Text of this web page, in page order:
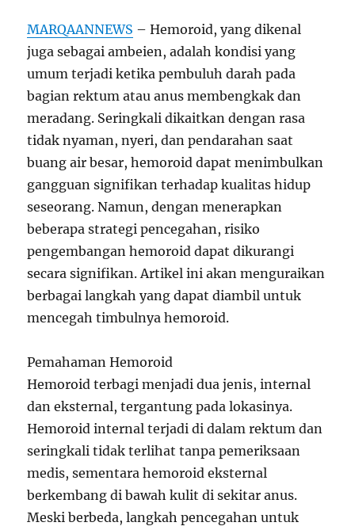
MARQAANNEWS – Hemoroid, yang dikenal
juga sebagai ambeien, adalah kondisi yang
umum terjadi ketika pembuluh darah pada
bagian rektum atau anus membengkak dan
meradang. Seringkali dikaitkan dengan rasa
tidak nyaman, nyeri, dan pendarahan saat
buang air besar, hemoroid dapat menimbulkan
gangguan signifikan terhadap kualitas hidup
seseorang. Namun, dengan menerapkan
beberapa strategi pencegahan, risiko
pengembangan hemoroid dapat dikurangi
secara signifikan. Artikel ini akan menguraikan
berbagai langkah yang dapat diambil untuk
mencegah timbulnya hemoroid.
Pemahaman Hemoroid
Hemoroid terbagi menjadi dua jenis, internal
dan eksternal, tergantung pada lokasinya.
Hemoroid internal terjadi di dalam rektum dan
seringkali tidak terlihat tanpa pemeriksaan
medis, sementara hemoroid eksternal
berkembang di bawah kulit di sekitar anus.
Meski berbeda, langkah pencegahan untuk